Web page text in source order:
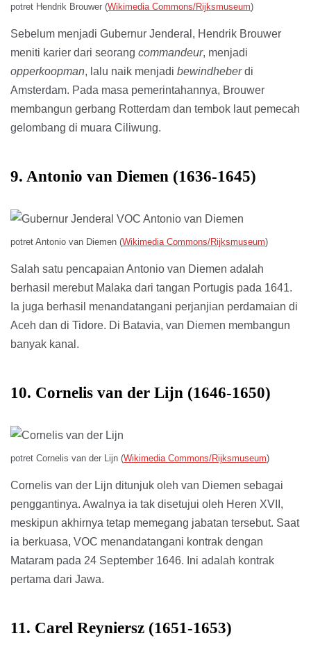
potret Hendrik Brouwer (Wikimedia Commons/Rijksmuseum)
Sebelum menjadi Gubernur Jenderal, Hendrik Brouwer
meniti karier dari seorang commandeur, menjadi
opperkoopman, lalu naik menjadi bewindheberdi
Amsterdam. Pada masa pemerintahannya, Brouwer
membangun gerbang Rotterdam dan tembok laut pemecah
gelombang di muara Ciliwung.
9. Antonio van Diemen (1636-1645)
potret Antonio van Diemen (Wikimedia Commons/Rijksmuseum)
Salah satu pencapaian Antonio van Diemen adalah
berhasil merebut Malaka dari tangan Portugis pada 1641.
Ia juga berhasil menandatangani perjanjian perdamaian di
Aceh dan di Tidore. Di Batavia, van Diemen membangun
banyak kanal.
10. Cornelis van der Lijn (1646-1650)
potret Cornelis van der Lijn (Wikimedia Commons/Rijksmuseum)
Cornelis van der Lijn ditunjuk oleh van Diemen sebagai
penggantinya. Awalnya ia tak disetujui oleh Heren XVII,
meskipun akhirnya tetap memegang jabatan tersebut. Saat
ia berkuasa, VOC menandatangani kontrak dengan
Mataram pada 24 September 1646. Ini adalah kontrak
pertama dari Jawa.
11. Carel Reyniersz (1651-1653)